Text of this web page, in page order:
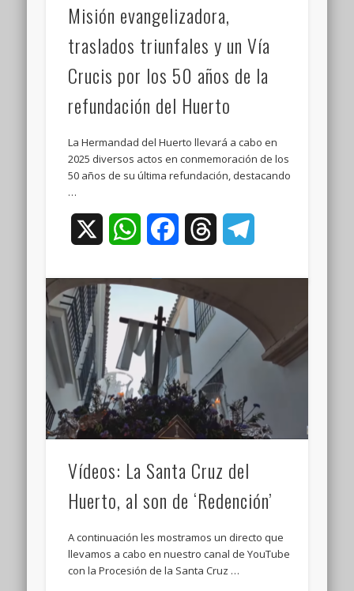
Misión evangelizadora,
traslados triunfales y un Vía
Crucis por los 50 años de la
refundación del Huerto
La Hermandad del Huerto llevará a cabo en
2025 diversos actos en conmemoración de los
50 años de su última refundación, destacando
…
WhatsAppFacebookThreads
Vídeos: La Santa Cruz del
Huerto, al son de ‘Redención’
A continuación les mostramos un directo que
llevamos a cabo en nuestro canal de YouTube
con la Procesión de la Santa Cruz …